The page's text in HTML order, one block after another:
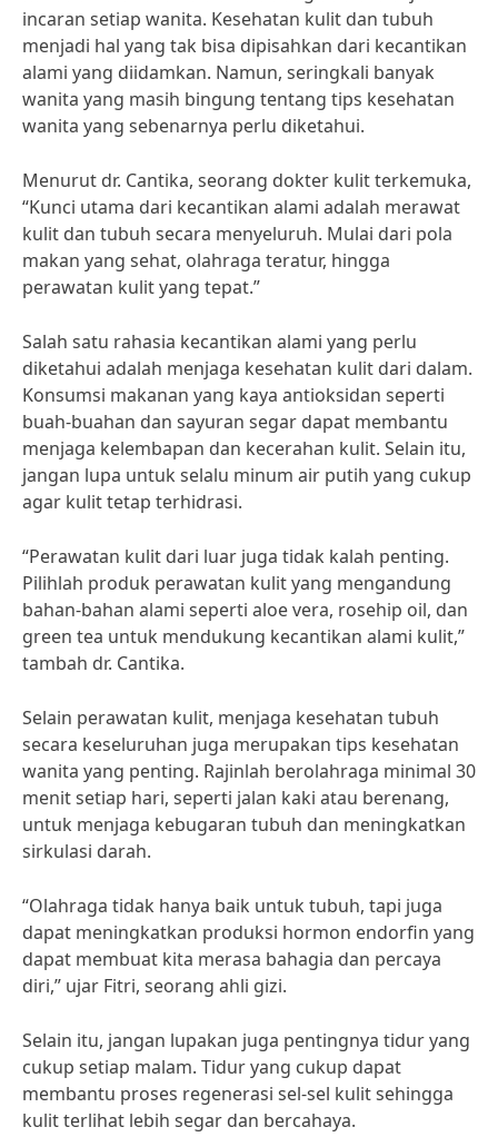
incaran setiap wanita. Kesehatan kulit dan tubuh
menjadi hal yang tak bisa dipisahkan dari kecantikan
alami yang diidamkan. Namun, seringkali banyak
wanita yang masih bingung tentang tips kesehatan
wanita yang sebenarnya perlu diketahui.
Menurut dr. Cantika, seorang dokter kulit terkemuka,
“Kunci utama dari kecantikan alami adalah merawat
kulit dan tubuh secara menyeluruh. Mulai dari pola
makan yang sehat, olahraga teratur, hingga
perawatan kulit yang tepat.”
Salah satu rahasia kecantikan alami yang perlu
diketahui adalah menjaga kesehatan kulit dari dalam.
Konsumsi makanan yang kaya antioksidan seperti
buah-buahan dan sayuran segar dapat membantu
menjaga kelembapan dan kecerahan kulit. Selain itu,
jangan lupa untuk selalu minum air putih yang cukup
agar kulit tetap terhidrasi.
“Perawatan kulit dari luar juga tidak kalah penting.
Pilihlah produk perawatan kulit yang mengandung
bahan-bahan alami seperti aloe vera, rosehip oil, dan
green tea untuk mendukung kecantikan alami kulit,”
tambah dr. Cantika.
Selain perawatan kulit, menjaga kesehatan tubuh
secara keseluruhan juga merupakan tips kesehatan
wanita yang penting. Rajinlah berolahraga minimal 30
menit setiap hari, seperti jalan kaki atau berenang,
untuk menjaga kebugaran tubuh dan meningkatkan
sirkulasi darah.
“Olahraga tidak hanya baik untuk tubuh, tapi juga
dapat meningkatkan produksi hormon endorfin yang
dapat membuat kita merasa bahagia dan percaya
diri,” ujar Fitri, seorang ahli gizi.
Selain itu, jangan lupakan juga pentingnya tidur yang
cukup setiap malam. Tidur yang cukup dapat
membantu proses regenerasi sel-sel kulit sehingga
kulit terlihat lebih segar dan bercahaya.